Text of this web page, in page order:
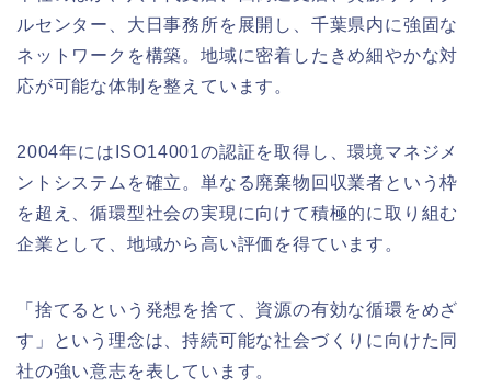
ルセンター、大日事務所を展開し、千葉県内に強固な
ネットワークを構築。地域に密着したきめ細やかな対
応が可能な体制を整えています。
2004年にはISO14001の認証を取得し、環境マネジメ
ントシステムを確立。単なる廃棄物回収業者という枠
を超え、循環型社会の実現に向けて積極的に取り組む
企業として、地域から高い評価を得ています。
「捨てるという発想を捨て、資源の有効な循環をめざ
す」という理念は、持続可能な社会づくりに向けた同
社の強い意志を表しています。